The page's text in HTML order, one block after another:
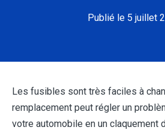
Publié le 5 juillet
Les fusibles sont très faciles à
remplacement peut régler un
votre automobile en un claquement